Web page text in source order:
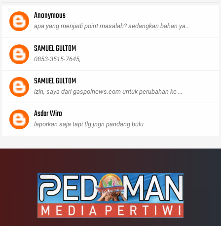
Anonymous
apa yang menjadi point masalah? sedangkan bahan ya...
SAMUEL GULTOM
0853-3515-7645,
SAMUEL GULTOM
izin, saya dari gaspolnews.com untuk perubahan ke ...
Asdar Wiro
laporkan saja tapi tlg jngn pandang bulu